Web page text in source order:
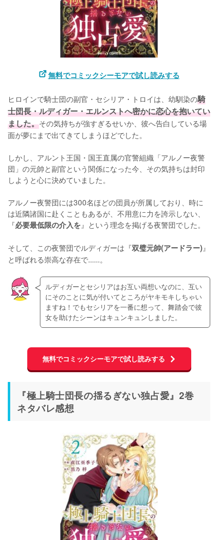
無料でコミックシーモアで試し読みする
ヒロインで騎士団の副官・セシリア・トロイは、幼馴染の騎
士団長・ルディガー・エルンストへ密かに恋心を抱いてい
ました。その気持ちが強すぎるせいか、彼へ告白している場
面が夢にまで出てきてしまうほどでした。
しかし、アルント王国・国王直属の官警組織「アルノー夜警
団」の元帥と副官という関係になった今、その気持ちは封印
しようと心に決めていました。
アルノー夜警団には300名ほどの団員が所属しており、時に
は近隣諸国に赴くこともあるが、不用意に力を誇示しない、
『必要最低限の介入を 』という理念を掲げる夜警団でした。
そして、この夜警団でルディガーは『双璧元帥(アードラー)』
と呼ばれる崇高な存在で......。
ルディガーとセシリアはお互い両想いなのに、互い
にそのことに気が付いてところがヤキモキしちゃい
ますね！でもセシリアを一番に想って、舞踏会で彼
女を助けたシーンはキュンキュンしました。
無料でコミックシーモアで試し読みする
『極上騎士団長の揺るぎない独占愛』2巻
ネタバレ感想